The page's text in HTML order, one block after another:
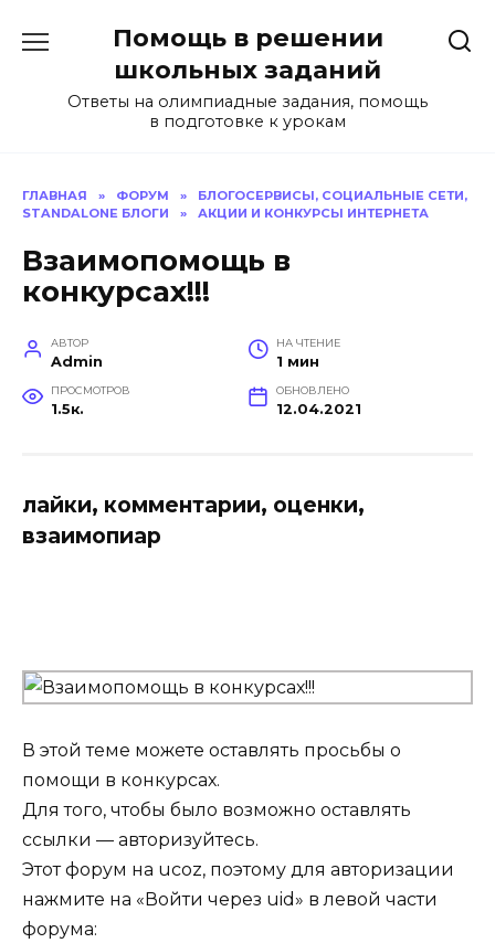
содержанию
Помощь в решении
школьных заданий
Ответы на олимпиадные задания, помощь
в подготовке к урокам
ГЛАВНАЯ » ФОРУМ »
БЛОГОСЕРВИСЫ, СОЦИАЛЬНЫЕ СЕТИ,
STANDALONE БЛОГИ
» АКЦИИ И КОНКУРСЫ ИНТЕРНЕТА
Взаимопомощь в
конкурсах!!!
АВТОР
Admin
НА ЧТЕНИЕ
1 мин
ПРОСМОТРОВ
1.5к.
ОБНОВЛЕНО
12.04.2021
лайки, комментарии, оценки,
взаимопиар
В этой теме можете оставлять просьбы о
помощи в конкурсах.
Для того, чтобы было возможно оставлять
ссылки — авторизуйтесь.
Этот форум на ucoz, поэтому для авторизации
нажмите на «Войти через uid» в левой части
форума: